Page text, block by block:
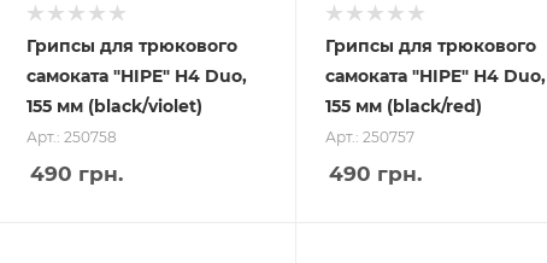
Грипсы для трюкового
самоката "HIPE" H4 Duo,
155 мм (black/violet)
Арт.: 250758
490 грн.
Грипсы для трюкового
самоката "HIPE" H4 Duo,
155 мм (black/red)
Арт.: 250757
490 грн.